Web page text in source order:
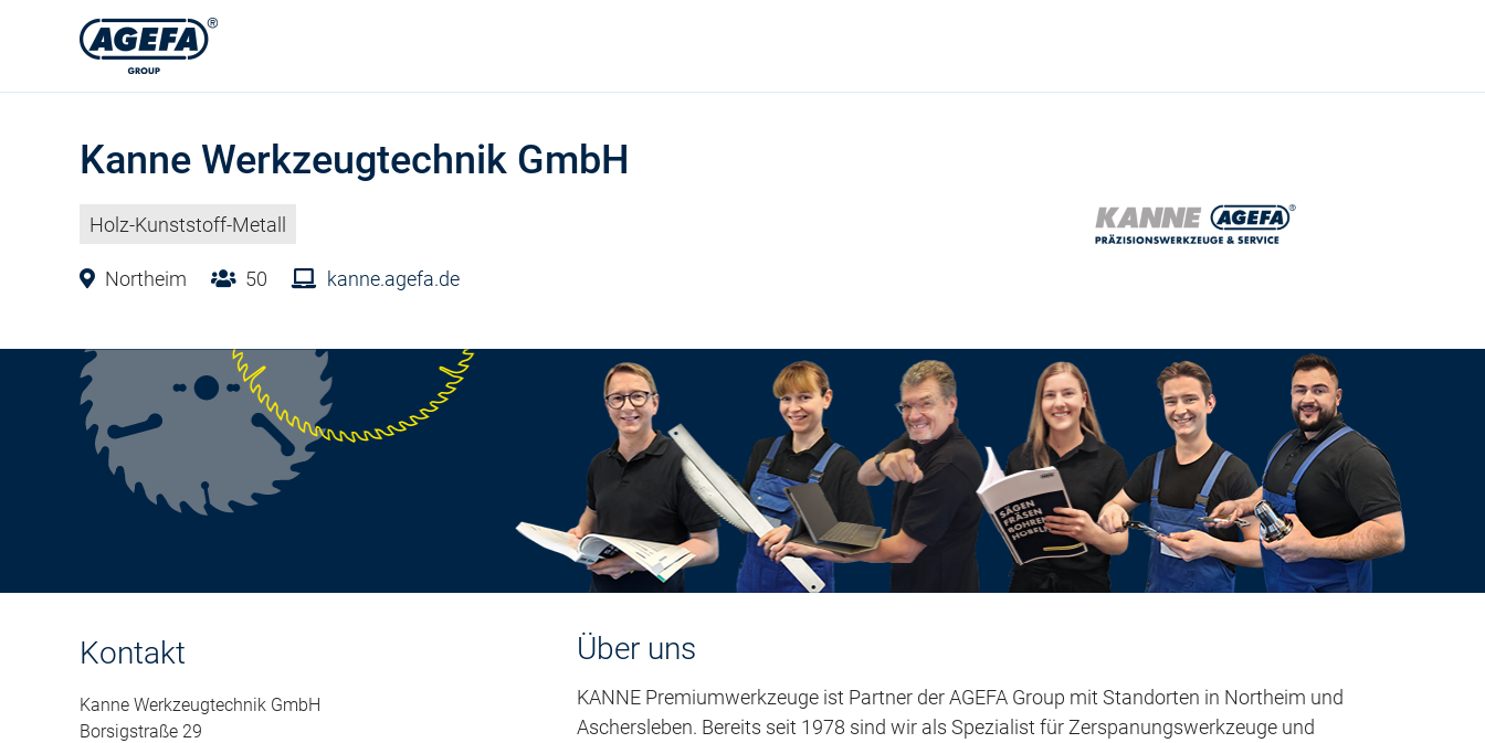
Kanne Werkzeugtechnik GmbH
Holz-Kunststoff-Metall
Northeim 50 kanne.agefa.de
Kontakt
Kanne Werkzeugtechnik GmbH
Borsigstraße 29
Über uns
KANNE Premiumwerkzeuge ist Partner der AGEFA Group mit Standorten in Northeim und
Aschersleben. Bereits seit 1978 sind wir als Spezialist für Zerspanungswerkzeuge und